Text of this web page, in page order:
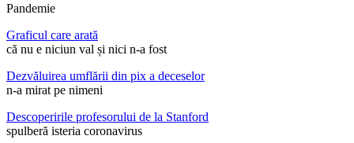
Pandemie
Graficul care arată
că nu e niciun val și nici n-a fost
Dezvăluirea umflării din pix a deceselor
n-a mirat pe nimeni
Descoperirile profesorului de la Stanford
spulberă isteria coronavirus